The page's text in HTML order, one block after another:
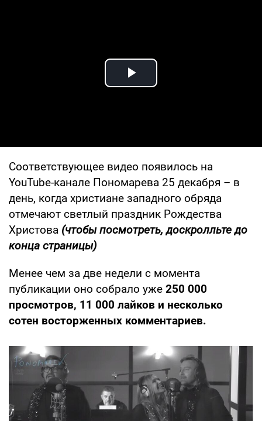
Play Video
Соответствующее видео появилось на
YouTube-канале Пономарева 25 декабря – в
день, когда христиане западного обряда
отмечают светлый праздник Рождества
Христова (чтобы посмотреть, доскролльте до
конца страницы)
Менее чем за две недели с момента
публикации оно собрало уже 250 000
просмотров, 11 000 лайков и несколько
сотен восторженных комментариев.